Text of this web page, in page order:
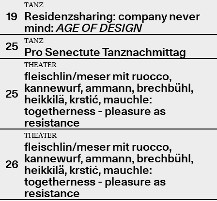
19
TANZ
Residenzsharing: company never
mind:AGE OF DESIGN
25
TANZ
Pro Senectute Tanznachmittag
25
THEATER
fleischlin/meser mit ruocco,
kannewurf, ammann, brechbühl,
heikkilä, krstić, mauchle:
togetherness - pleasure as
resistance
26
THEATER
fleischlin/meser mit ruocco,
kannewurf, ammann, brechbühl,
heikkilä, krstić, mauchle:
togetherness - pleasure as
resistance